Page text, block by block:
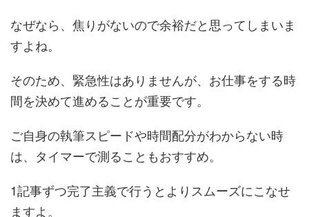
なぜなら、焦りがないので余裕だと思ってしまいま
すよね。
そのため、緊急性はありませんが、お仕事をする時
間を決めて進めることが重要です。
ご自身の執筆スピードや時間配分がわからない時
は、タイマーで測ることもおすすめ。
1記事ずつ完了主義で行うとよりスムーズにこなせ
ますよ。